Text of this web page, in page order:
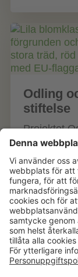
Odling
stiftelse
Projektet
undersöka
mellan
mångfald.
och
Läs mer